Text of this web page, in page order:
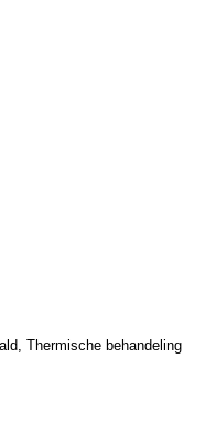
Thermische behandeling